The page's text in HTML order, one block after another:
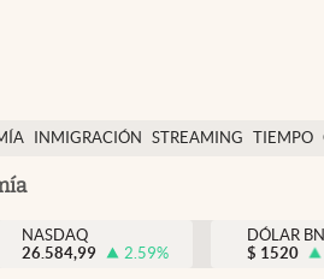
INMIGRACIÓN STREAMING TIEMPO
México
NASDAQ
26.584,99
2.59%
DÓLAR
$ 1520